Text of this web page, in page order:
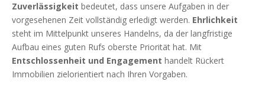
Zuverlässigkeit bedeutet, dass unsere Aufgaben in der
vorgesehenen Zeit vollständig erledigt werden. Ehrlichkeit
steht im Mittelpunkt unseres Handelns, da der langfristige
Aufbau eines guten Rufs oberste Priorität hat. Mit
Entschlossenheit und Engagement handelt Rückert
Immobilien zielorientiert nach Ihren Vorgaben.